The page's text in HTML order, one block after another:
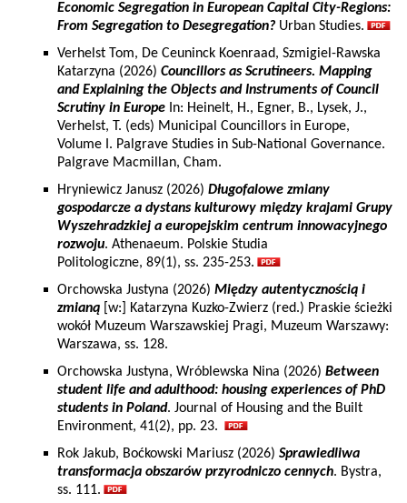
Economic Segregation in European Capital City-Regions:
From Segregation to Desegregation? Urban Studies.
Verhelst Tom, De Ceuninck Koenraad, Szmigiel-Rawska
Katarzyna (2026) Councillors as Scrutineers. Mapping
and Explaining the Objects and Instruments of Council
Scrutiny in Europe In: Heinelt, H., Egner, B., Lysek, J.,
Verhelst, T. (eds) Municipal Councillors in Europe,
Volume I. Palgrave Studies in Sub-National Governance.
Palgrave Macmillan, Cham.
Hryniewicz Janusz (2026) Długofalowe zmiany
gospodarcze a dystans kulturowy między krajami Grupy
Wyszehradzkiej a europejskim centrum innowacyjnego
rozwoju. Athenaeum. Polskie Studia
Politologiczne, 89(1), ss. 235-253.
Orchowska Justyna (2026) Między autentycznością i
zmianą [w:] Katarzyna Kuzko-Zwierz (red.) Praskie ścieżki
wokół Muzeum Warszawskiej Pragi, Muzeum Warszawy:
Warszawa, ss. 128.
Orchowska Justyna, Wróblewska Nina (2026) Between
student life and adulthood: housing experiences of PhD
students in Poland. Journal of Housing and the Built
Environment, 41(2), pp. 23.
Rok Jakub, Boćkowski Mariusz (2026) Sprawiedliwa
transformacja obszarów przyrodniczo cennych. Bystra,
ss. 111.